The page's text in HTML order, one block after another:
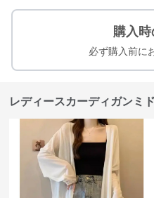
購入
必ず購入前に
レディースカーディガンミ